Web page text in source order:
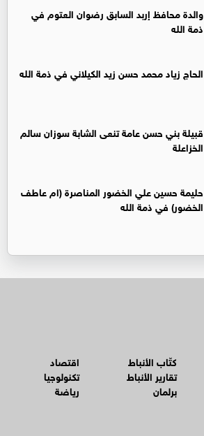
والدة محافظ إربد السابق رضوان العتوم في
ذمة الله
الحاج زياد محمد حسن زيد الكيلاني في ذمة الله
قبيلة بني حسن عامة تنعى الشابة سوزان سالم
الخزاعلة
حليمة حسين علي الخضور المناصرة (ام عاطف
الخضور) في ذمة الله
كتّاب الأنباط
تقارير الأنباط
برلمان
اقتصاد
تكنولوجيا
رياضة